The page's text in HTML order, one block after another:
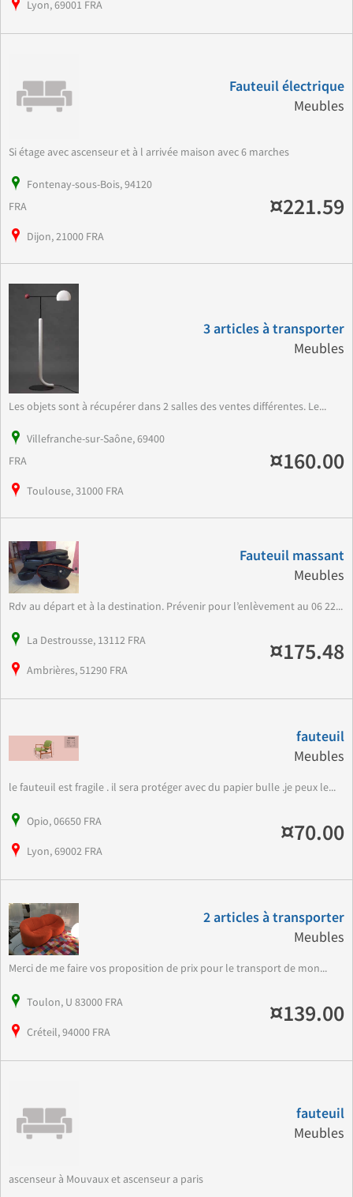
Lyon, 69001 FRA
Fauteuil électrique
Meubles
Si étage avec ascenseur et à l arrivée maison avec 6 marches
Fontenay-sous-Bois, 94120
FRA
Dijon, 21000 FRA
¤221.59
3 articles à transporter
Meubles
Les objets sont à récupérer dans 2 salles des ventes différentes. Le...
Villefranche-sur-Saône, 69400
FRA
Toulouse, 31000 FRA
¤160.00
Fauteuil massant
Meubles
Rdv au départ et à la destination. Prévenir pour l’enlèvement au 06 22...
La Destrousse, 13112 FRA
Ambrières, 51290 FRA
¤175.48
fauteuil
Meubles
le fauteuil est fragile . il sera protéger avec du papier bulle .je peux le...
Opio, 06650 FRA
Lyon, 69002 FRA
¤70.00
2 articles à transporter
Meubles
Merci de me faire vos proposition de prix pour le transport de mon...
Toulon, U 83000 FRA
Créteil, 94000 FRA
¤139.00
fauteuil
Meubles
ascenseur à Mouvaux et ascenseur a paris